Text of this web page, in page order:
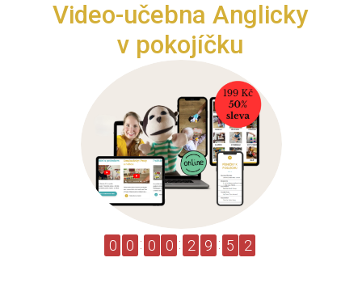
Video-učebna Anglicky
v pokojíčku
0 0 0 0 2 9 5 1